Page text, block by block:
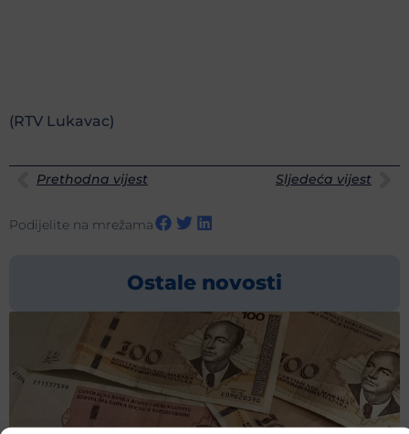
(RTV Lukavac)
Prethodna vijest Sljedeća vijest
Podijelite na mrežama
Ostale novosti